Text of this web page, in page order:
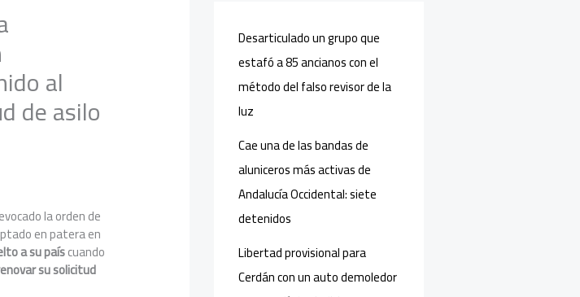
al
de asilo
la orden de
en patera en
a su paíscuando
su solicitud
Desarticulado un grupo que
estafó a 85 ancianos con el
método del falso revisor de la
luz
Cae una de las bandas de
aluniceros más activas de
Andalucía Occidental: siete
detenidos
Libertad provisional para
Cerdán con un auto demoledor